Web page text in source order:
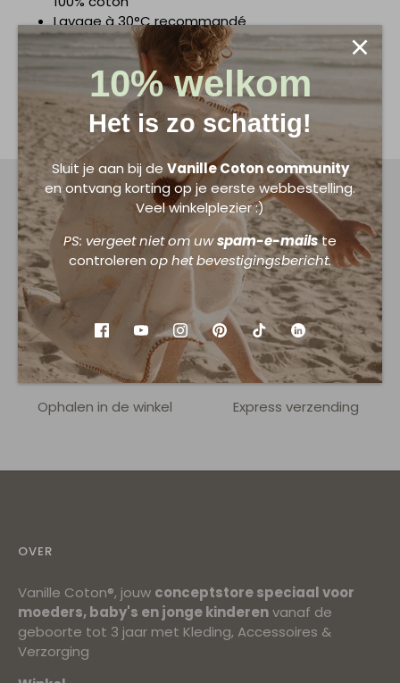
Lavage à 30°C recommandé
Deel TweetPin
Herkende merken Veilige betaling
Ophalen in de winkel Express verzending
OVER
Vanille Coton®, jouw conceptstore speciaal voor
moeders, baby's en jonge kinderenvanaf de
geboorte tot 3 jaar met Kleding, Accessoires &
Verzorging
10% welkom
Het is zo schattig!
Sluit je aan bij de Vanille Coton community
en ontvang korting op je eerste webbestelling.
Veel winkelplezier :)
PS: vergeet niet om uwspam-e-mailste
controleren op het bevestigingsbericht.